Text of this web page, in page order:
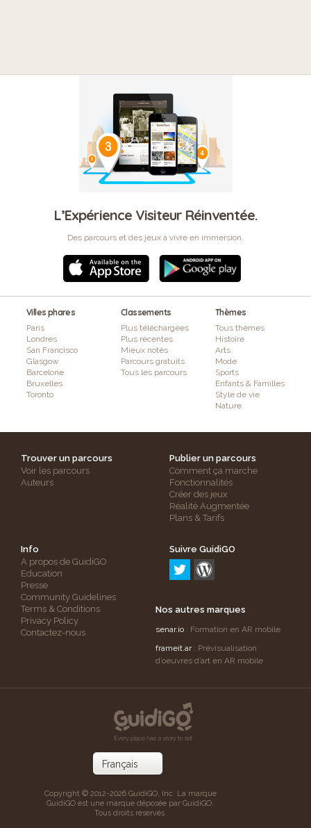
L’Expérience Visiteur Réinventée.
Des parcours et des jeux à vivre en immersion.
Villes phares
Paris
Londres
San Francisco
Glasgow
Barcelone
Bruxelles
Toronto
Classements
Plus téléchargées
Plus récentes
Mieux notés
Parcours gratuits
Tous les parcours
Thèmes
Tous thèmes
Histoire
Arts
Mode
Sports
Enfants & Familles
Style de vie
Nature
Trouver un parcours
Voir les parcours
Auteurs
Publier un parcours
Comment ça marche
Fonctionnalités
Créer des jeux
Réalité Augmentée
Plans & Tarifs
Info
A propos de GuidiGO
Education
Presse
Community Guidelines
Terms & Conditions
Privacy Policy
Contactez-nous
Suivre GuidiGO
Nos autres marques
senar.io : Formation en AR mobile
frameit.ar: Prévisualisation
d’oeuvres d’art en AR mobile
Copyright © 2012-2026 GuidiGO, Inc. La marque
GuidiGO est une marque déposée par GuidiGO.
Tous droits réservés.